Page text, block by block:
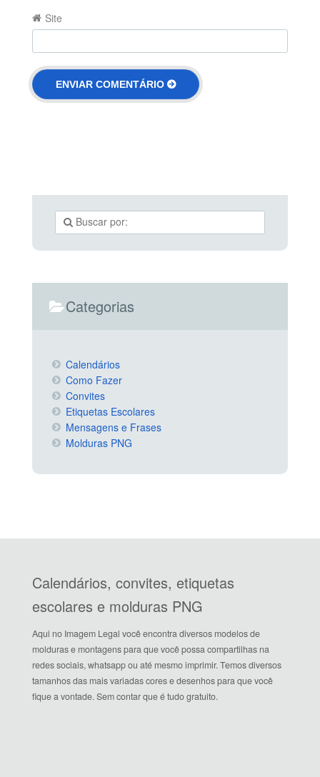
Site
Categorias
Calendários
Como Fazer
Convites
Etiquetas Escolares
Mensagens e Frases
Molduras PNG
Calendários, convites, etiquetas
escolares e molduras PNG
Aqui no Imagem Legal você encontra diversos modelos de
molduras e montagens para que você possa compartilhas na
redes sociais, whatsapp ou até mesmo imprimir. Temos diversos
tamanhos das mais variadas cores e desenhos para que você
fique a vontade. Sem contar que é tudo gratuito.